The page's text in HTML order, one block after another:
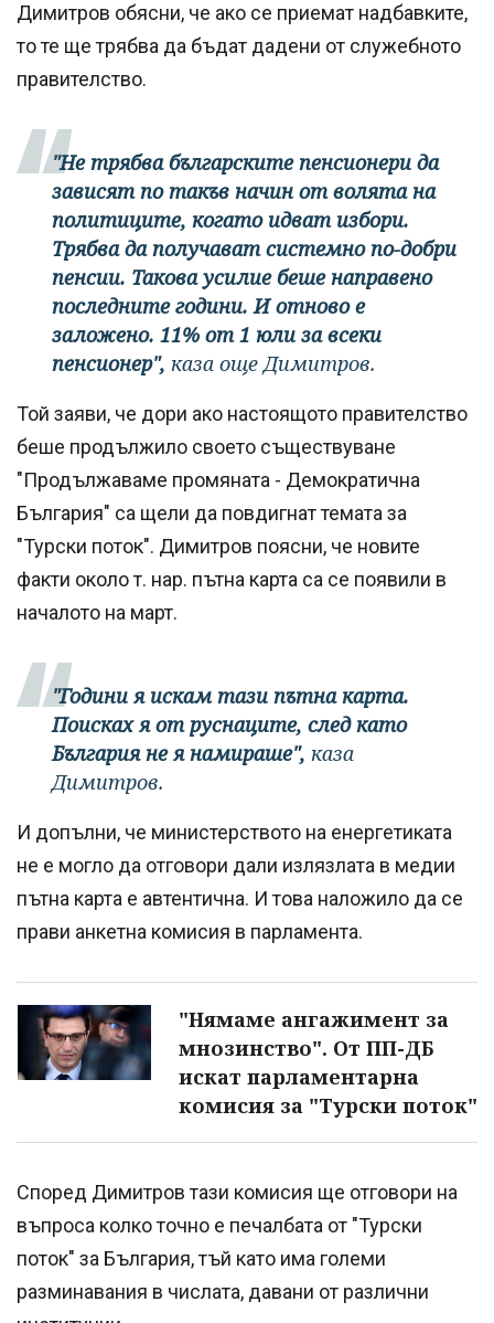
Димитров обясни, че ако се приемат надбавките,
то те ще трябва да бъдат дадени от служебното
правителство.
"Не трябва българските пенсионери да
зависят по такъв начин от волята на
политиците, когато идват избори.
Трябва да получават системно по-добри
пенсии. Такова усилие беше направено
последните години. И отново е
заложено. 11% от 1 юли за всеки
пенсионер", каза още Димитров.
Той заяви, че дори ако настоящото правителство
беше продължило своето съществуване
"Продължаваме промяната - Демократична
България" са щели да повдигнат темата за
"Турски поток". Димитров поясни, че новите
факти около т. нар. пътна карта са се появили в
началото на март.
"Години я искам тази пътна карта.
Поисках я от руснаците, след като
България не я намираше", каза
Димитров.
И допълни, че министерството на енергетиката
не е могло да отговори дали излязлата в медии
пътна карта е автентична. И това наложило да се
прави анкетна комисия в парламента.
"Нямаме ангажимент за
мнозинство". От ПП-ДБ
искат парламентарна
комисия за "Турски поток"
Според Димитров тази комисия ще отговори на
въпроса колко точно е печалбата от "Турски
поток" за България, тъй като има големи
разминавания в числата, давани от различни